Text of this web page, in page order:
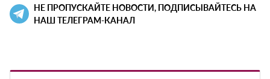
НЕ ПРОПУСКАЙТЕ НОВОСТИ, ПОДПИСЫВАЙТЕСЬ НА
НАШ ТЕЛЕГРАМ-КАНАЛ